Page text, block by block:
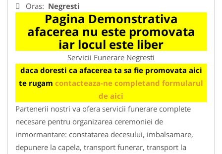
Oras: Negresti
Pagina Demonstrativa
afacerea nu este promovata
iar locul este liber
Servicii Funerare Negresti
daca doresti ca afacerea ta sa fie promovata aici
te rugam contacteaza-ne completand formularul
de aici
Partenerii nostri va ofera servicii funerare complete
necesare pentru organizarea ceremoniei de
inmormantare: constatarea decesului, imbalsamare,
depunere la capela, transport funerar, transport la